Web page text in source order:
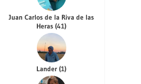
Juan Carlos de la Riva de las
Heras(41)
Lander(1)